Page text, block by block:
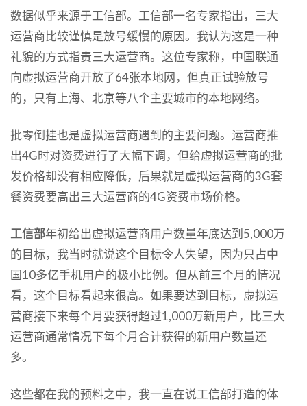
数据似乎来源于工信部。工信部一名专家指出，三大
运营商比较谨慎是放号缓慢的原因。我认为这是一种
礼貌的方式指责三大运营商。这位专家称，中国联通
向虚拟运营商开放了64张本地网，但真正试验放号
的，只有上海、北京等八个主要城市的本地网络。
批零倒挂也是虚拟运营商遇到的主要问题。运营商推
出4G时对资费进行了大幅下调，但给虚拟运营商的批
发价格却没有相应降低，后果就是虚拟运营商的3G套
餐资费要高出三大运营商的4G资费市场价格。
工信部年初给出虚拟运营商用户数量年底达到5,000万
的目标，我当时就说这个目标令人失望，因为只占中
国10多亿手机用户的极小比例。但从前三个月的情况
看，这个目标看起来很高。如果要达到目标，虚拟运
营商接下来每个月要获得超过1,000万新用户，比三大
运营商通常情况下每个月合计获得的新用户数量还
多。
这些都在我的预料之中，我一直在说工信部打造的体